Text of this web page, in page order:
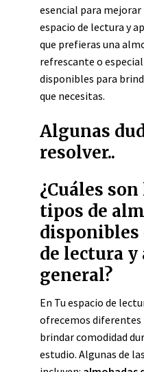
esencial para mejorar
espacio de lectura y
que prefieras una
refrescante o
disponibles para
que necesitas.
Algunas
resolver..
¿Cuáles
tipos de
disponibles
de lectura y
general?
En Tu espacio de
ofrecemos diferentes
brindar comodidad
estudio. Algunas de